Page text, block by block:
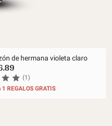
de hermana violeta claro
(1)
REGALOS GRATIS